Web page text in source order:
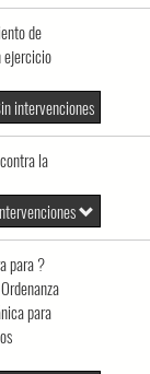
de
ejercicio
intervenciones
la
para ?
para